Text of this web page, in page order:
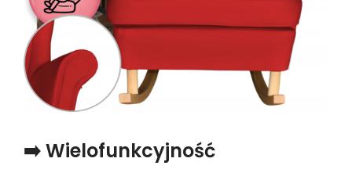
➡️ Wielofunkcyjność